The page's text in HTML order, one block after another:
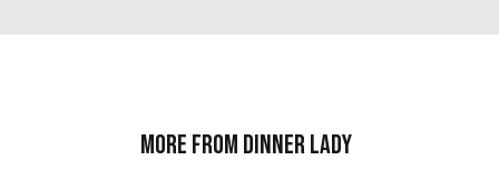
More from Dinner Lady